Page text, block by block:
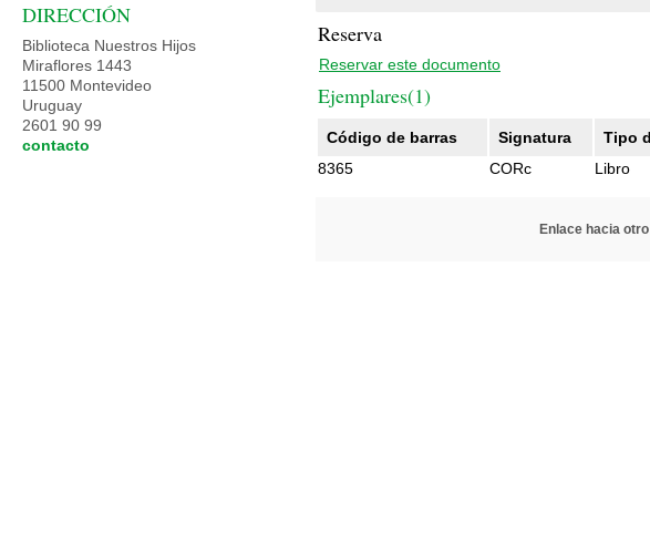
Reserva
Reservar este documento
Ejemplares(1)
Código de barras Signatura Tipo
8365
CORc Libro
Enlace hacia
DIRECCIÓN
Biblioteca Nuestros Hijos
Miraflores 1443
11500 Montevideo
Uruguay
2601 90 99
contacto